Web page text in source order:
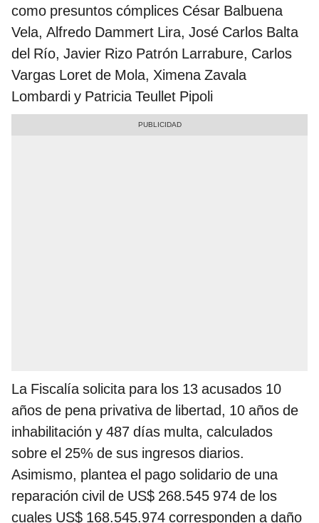
como presuntos cómplices César Balbuena
Vela, Alfredo Dammert Lira, José Carlos Balta
del Río, Javier Rizo Patrón Larrabure, Carlos
Vargas Loret de Mola, Ximena Zavala
Lombardi y Patricia Teullet Pipoli
La Fiscalía solicita para los 13 acusados 10
años de pena privativa de libertad, 10 años de
inhabilitación y 487 días multa, calculados
sobre el 25% de sus ingresos diarios.
Asimismo, plantea el pago solidario de una
reparación civil de US$ 268.545 974 de los
cuales US$ 168.545.974 corresponden a daño